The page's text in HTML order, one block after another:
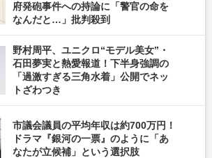
府発砲事件への持論に「警官の命を
なんだと…」批判殺到
野村周平、ユニクロ“モデル美女”・
石田夢実と熱愛報道！下半身強調の
「過激すぎる三角水着」公開でネッ
トざわつき
市議会議員の平均年収は約700万円！
ドラマ『銀河の一票』のように「あ
なたが立候補」という選択肢